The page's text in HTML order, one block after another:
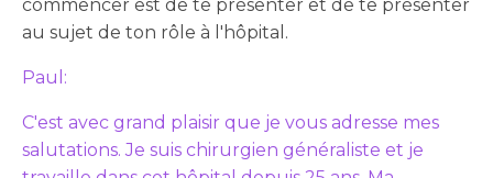
commencer est de te présenter et de te présenter
au sujet de ton rôle à l'hôpital.
Paul:
C'est avec grand plaisir que je vous adresse mes
salutations. Je suis chirurgien généraliste et je